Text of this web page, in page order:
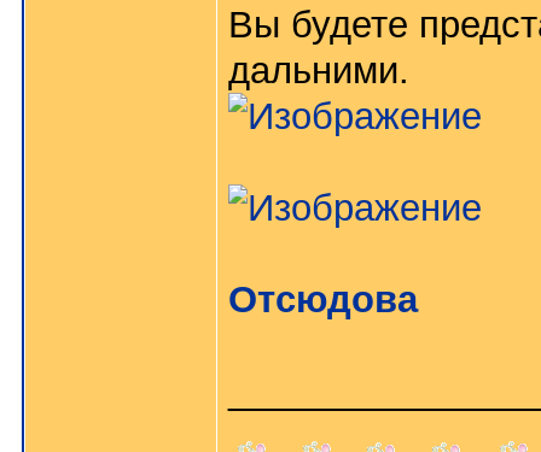
Вы будете
дальними.
Отсюдова